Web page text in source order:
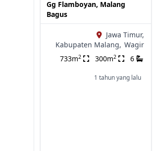
Gg Flamboyan, Malang
Bagus
Jawa Timur,
Kabupaten Malang, Wagir
733m2 300m2 6
1 tahun yang lalu